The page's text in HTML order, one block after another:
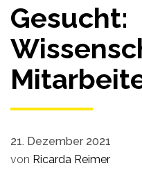
Gesucht:
21. Dezember 2021
von Ricarda Reimer